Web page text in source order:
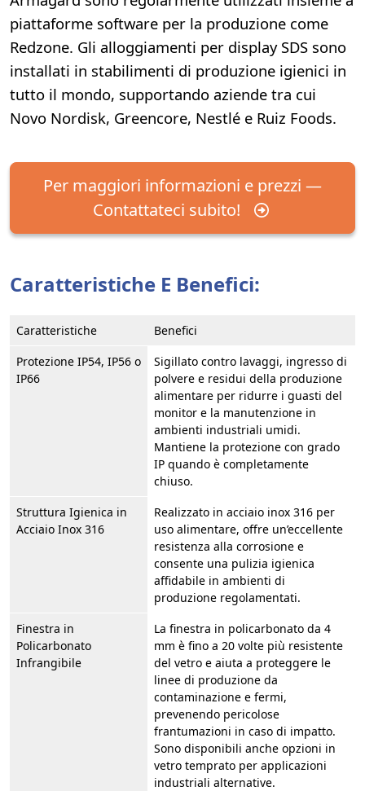
piattaforme software per la produzione come
Redzone. Gli alloggiamenti per display SDS sono
installati in stabilimenti di produzione igienici in
tutto il mondo, supportando aziende tra cui
Novo Nordisk, Greencore, Nestlé e Ruiz Foods.
Per maggiori informazioni e prezzi —
Contattateci subito!
Caratteristiche E Benefici:
Caratteristiche
Benefici
Protezione IP54, IP56 o
IP66
Sigillato contro lavaggi, ingresso di
polvere e residui della produzione
alimentare per ridurre i guasti del
monitor e la manutenzione in
ambienti industriali umidi.
Mantiene la protezione con grado
IP quando è completamente
chiuso.
Struttura Igienica in
Acciaio Inox 316
Realizzato in acciaio inox 316 per
uso alimentare, offre un’eccellente
resistenza alla corrosione e
consente una pulizia igienica
affidabile in ambienti di
produzione regolamentati.
Finestra in
Policarbonato
Infrangibile
La finestra in policarbonato da 4
mm è fino a 20 volte più resistente
del vetro e aiuta a proteggere le
linee di produzione da
contaminazione e fermi,
prevenendo pericolose
frantumazioni in caso di impatto.
Sono disponibili anche opzioni in
vetro temprato per applicazioni
industriali alternative.